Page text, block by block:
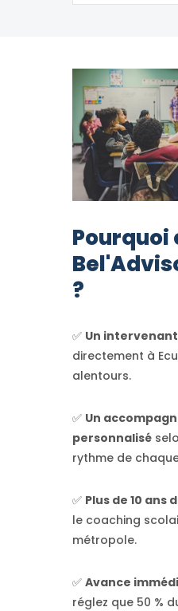
Pourquoi
?
✅ Un
directement à
alentours.
✅ Un
personnalisé
rythme de
✅ Plus de 10 ans
le coaching
métropole.
✅ Avance
réglez que 50 %